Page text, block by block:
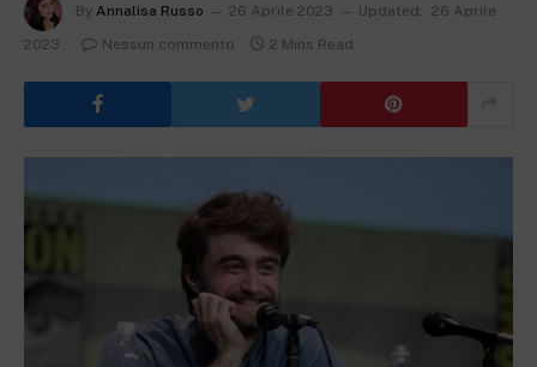
By Annalisa Russo 26 Aprile 2023 Updated:
26 Aprile
2023
Nessun commento 2 Mins Read